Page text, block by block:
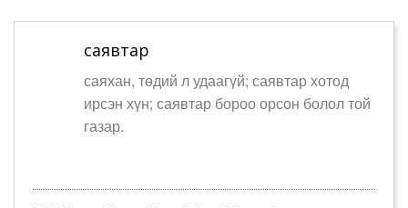
саявтар
саяхан, төдий л удаагүй; саявтар хотод
ирсэн хүн; саявтар бороо орсон болол той
газар.